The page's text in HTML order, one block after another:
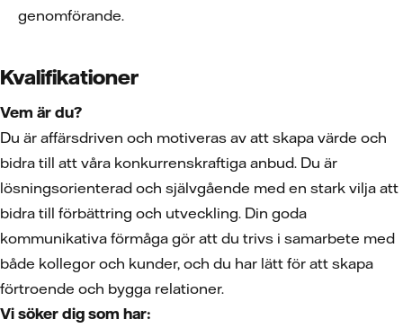
genomförande.
Kvalifikationer
Vem är du?
Du är affärsdriven och motiveras av att skapa värde och
bidra till att våra konkurrenskraftiga anbud. Du är
lösningsorienterad och självgående med en stark vilja att
bidra till förbättring och utveckling. Din goda
kommunikativa förmåga gör att du trivs i samarbete med
både kollegor och kunder, och du har lätt för att skapa
förtroende och bygga relationer.
Vi söker dig som har: